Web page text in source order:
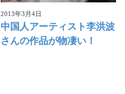
2013年3月4日
中国人アーティスト李洪波
さんの作品が物凄い！